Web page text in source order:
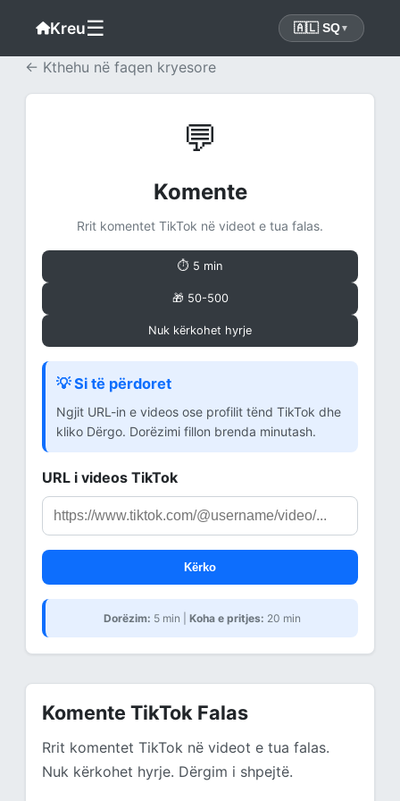
Kreu☰ 🇦🇱 SQ▼
← Kthehu në faqen kryesore
💬
Komente
Rrit komentet TikTok në videot e tua falas.
⏱ 5 min
🎁 50-500
Nuk kërkohet hyrje
💡 Si të përdoret
Ngjit URL-in e videos ose profilit tënd TikTok dhe
kliko Dërgo. Dorëzimi fillon brenda minutash.
URL i videos TikTok
Kërko
Dorëzim: 5 min | Koha e pritjes: 20 min
Komente TikTok Falas
Rrit komentet TikTok në videot e tua falas.
Nuk kërkohet hyrje. Dërgim i shpejtë.